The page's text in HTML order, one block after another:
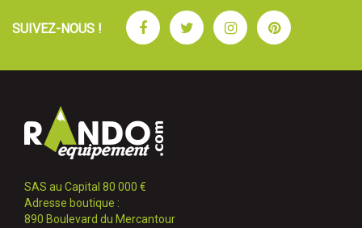
SUIVEZ-NOUS ! FacebookTwitterInstagramPinterest
SAS au Capital 80 000 €
Adresse boutique :
890 Boulevard du Mercantour